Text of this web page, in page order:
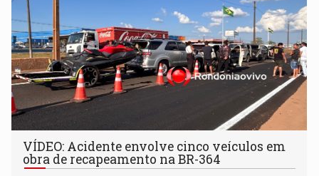
VÍDEO: Acidente envolve cinco veículos em
obra de recapeamento na BR-364